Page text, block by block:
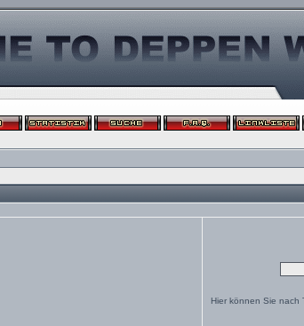
Hier können Sie nach